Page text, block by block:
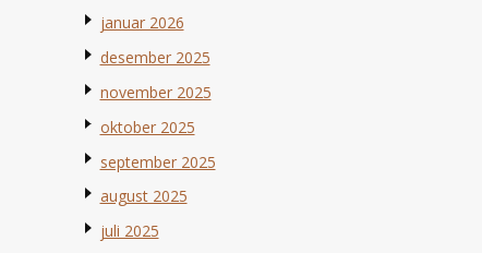
januar 2026
desember 2025
november 2025
oktober 2025
september 2025
august 2025
juli 2025